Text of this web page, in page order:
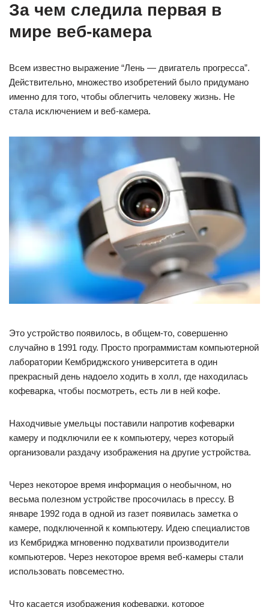
За чем следила первая в
мире веб-камера
Всем известно выражение “Лень — двигатель прогресса”.
Действительно, множество изобретений было придумано
именно для того, чтобы облегчить человеку жизнь. Не
стала исключением и веб-камера.
Это устройство появилось, в общем-то, совершенно
случайно в 1991 году. Просто программистам компьютерной
лаборатории Кембриджского университета в один
прекрасный день надоело ходить в холл, где находилась
кофеварка, чтобы посмотреть, есть ли в ней кофе.
Находчивые умельцы поставили напротив кофеварки
камеру и подключили ее к компьютеру, через который
организовали раздачу изображения на другие устройства.
Через некоторое время информация о необычном, но
весьма полезном устройстве просочилась в прессу. В
январе 1992 года в одной из газет появилась заметка о
камере, подключенной к компьютеру. Идею специалистов
из Кембриджа мгновенно подхватили производители
компьютеров. Через некоторое время веб-камеры стали
использовать повсеместно.
Что касается изображения кофеварки, которое